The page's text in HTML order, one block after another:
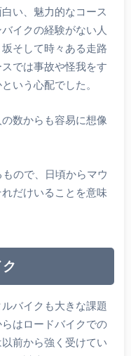
い、魅力的なコース
イクの経験がない人
そして時々ある走路
では事故や怪我をす
いう心配でした。
数からも容易に想像
ので、日頃からマウ
だけいることを意味
バイクも大きな課題
はロードバイクでの
前から強く受けてい